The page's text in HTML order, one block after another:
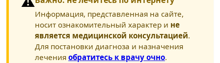
Информация, представленная на сайте,
носит ознакомительный характер и не
является медицинской консультацией.
Для постановки диагноза и назначения
лечения обратитесь к врачу очно.